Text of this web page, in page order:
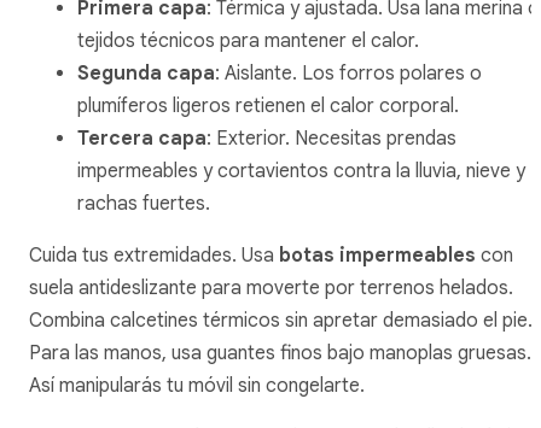
Primera capa: Térmica y ajustada. Usa lana merina o
tejidos técnicos para mantener el calor.
Segunda capa: Aislante. Los forros polares o
plumíferos ligeros retienen el calor corporal.
Tercera capa: Exterior. Necesitas prendas
impermeables y cortavientos contra la lluvia, nieve y
rachas fuertes.
Cuida tus extremidades. Usa botas impermeables con
suela antideslizante para moverte por terrenos helados.
Combina calcetines térmicos sin apretar demasiado el pie.
Para las manos, usa guantes finos bajo manoplas gruesas.
Así manipularás tu móvil sin congelarte.